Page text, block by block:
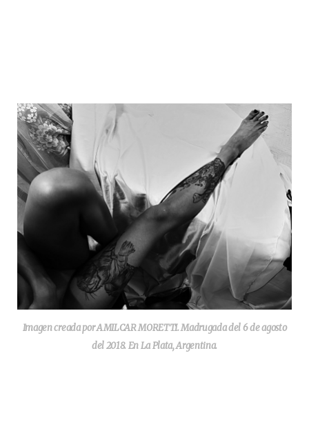
Imagen creada por AMILCAR MORETTI. Madrugada del 6 de agosto
del 2018. En La Plata, Argentina.